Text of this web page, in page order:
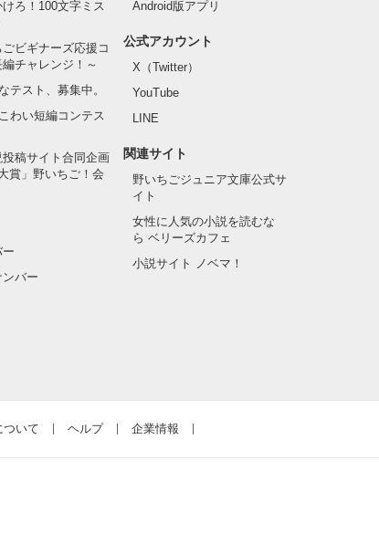
ろ！100文字ミス
ビギナーズ応援コ
チャレンジ！～
テスト、募集中。
わい短編コンテス
稿サイト合同企画
賞」野いちご！会
バー
Android版アプリ
公式アカウント
X（Twitter）
YouTube
LINE
関連サイト
野いちごジュニア文庫公式サ
イト
女性に人気の小説を読むな
ら ベリーズカフェ
小説サイト ノベマ！
ついて ヘルプ 企業情報